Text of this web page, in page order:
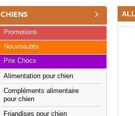
CHIENS
Promotions
Nouveautés
Prix Chocs
Alimentation pour chien
Compléments alimentaire
pour chien
Friandises pour chien